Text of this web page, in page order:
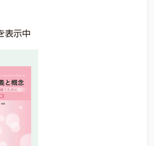
表示中